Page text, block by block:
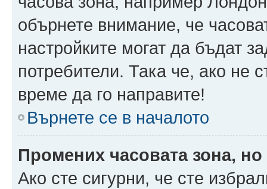
обърнете внимание, че
настройките могат да бъдат
потребители. Така че, ако не
време да го направите!
Върнете се в началото
Промених часовата зона,
Ако сте сигурни, че сте